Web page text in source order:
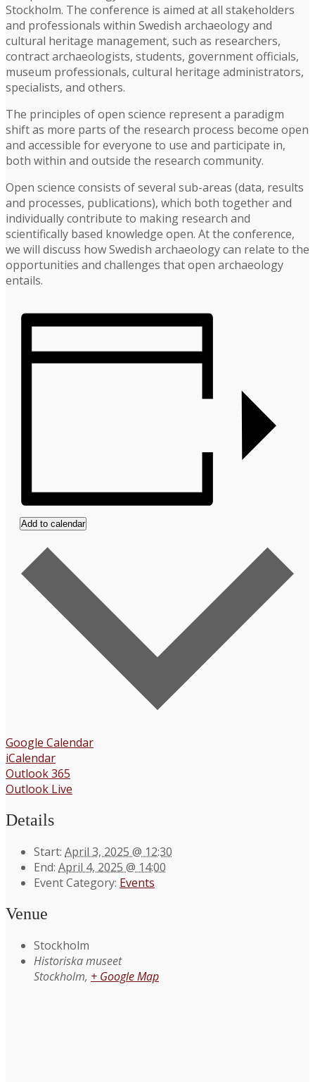
Stockholm. The conference is aimed at all stakeholders
and professionals within Swedish archaeology and
cultural heritage management, such as researchers,
contract archaeologists, students, government officials,
museum professionals, cultural heritage administrators,
specialists, and others.
The principles of open science represent a paradigm
shift as more parts of the research process become open
and accessible for everyone to use and participate in,
both within and outside the research community.
Open science consists of several sub-areas (data, results
and processes, publications), which both together and
individually contribute to making research and
scientifically based knowledge open. At the conference,
we will discuss how Swedish archaeology can relate to the
opportunities and challenges that open archaeology
entails.
Add to calendar
Google Calendar
iCalendar
Outlook 365
Outlook Live
Details
Start: April 3, 2025 @ 12:30
End: April 4, 2025 @ 14:00
Event Category: Events
Venue
Stockholm
Historiska museet
Stockholm, + Google Map